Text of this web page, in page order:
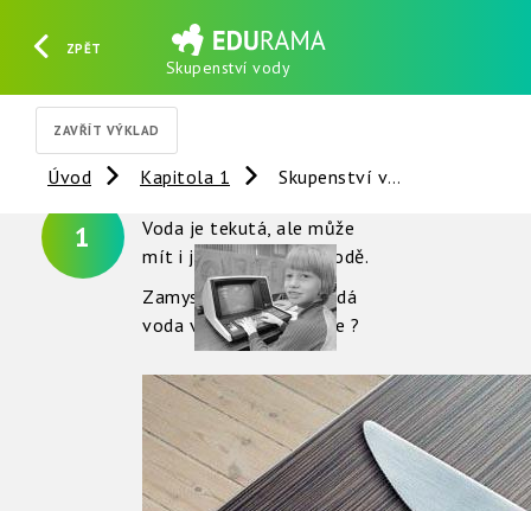
ZPĚT
Skupenství vody
ZAVŘÍT VÝKLAD
Úvod Kapitola 1 Skupenství vody
1
Voda je tekutá, ale může
mít i jiné podoby v přírodě.
Zamyslete se, jak vypadá
voda v zimě, jako led že ?